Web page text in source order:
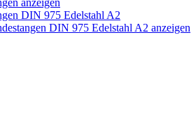
DIN 975 Edelstahl A2
DIN 975 Edelstahl A2 anzeigen